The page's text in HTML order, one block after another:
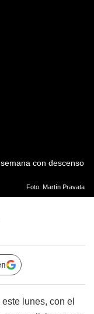
con descenso
Foto: Martín Pravata
lunes, con el